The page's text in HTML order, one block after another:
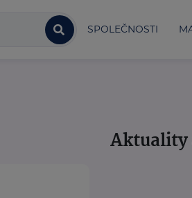
SPOLEČNOSTI
Aktuality